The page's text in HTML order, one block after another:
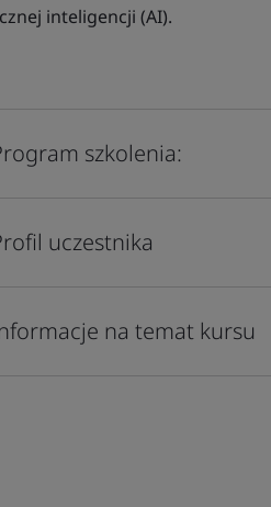
inteligencji (AI).
szkolenia:
uczestnika
na temat kursu